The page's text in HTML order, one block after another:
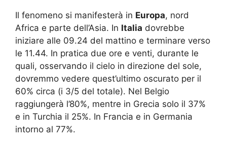
Il fenomeno si manifesterà in Europa, nord
Africa e parte dell’Asia. In Italia dovrebbe
iniziare alle 09.24 del mattino e terminare verso
le 11.44. In pratica due ore e venti, durante le
quali, osservando il cielo in direzione del sole,
dovremmo vedere quest’ultimo oscurato per il
60% circa (i 3/5 del totale). Nel Belgio
raggiungerà l’80%, mentre in Grecia solo il 37%
e in Turchia il 25%. In Francia e in Germania
intorno al 77%.